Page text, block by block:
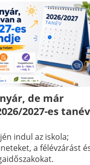
de már
2027-es tanév
indul az iskola;
a félévzárást